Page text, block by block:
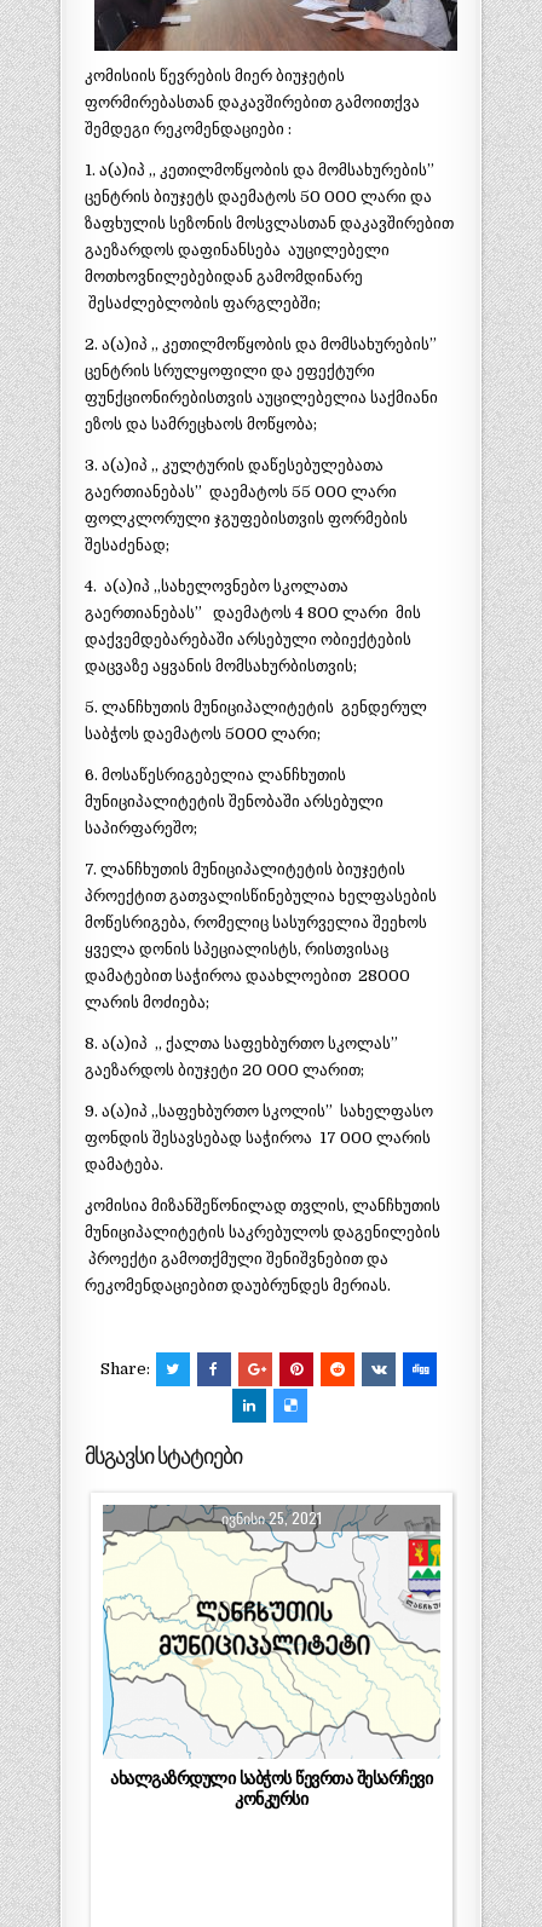
კომისიის წევრების მიერ ბიუჯეტის
ფორმირებასთან დაკავშირებით გამოითქვა
შემდეგი რეკომენდაციები :
1. ა(ა)იპ ,, კეთილმოწყობის და მომსახურების”
ცენტრის ბიუჯეტს დაემატოს 50 000 ლარი და
ზაფხულის სეზონის მოსვლასთან დაკავშირებით
გაეზარდოს დაფინანსება აუცილებელი
მოთხოვნილებებიდან გამომდინარე
შესაძლებლობის ფარგლებში;
2. ა(ა)იპ ,, კეთილმოწყობის და მომსახურების”
ცენტრის სრულყოფილი და ეფექტური
ფუნქციონირებისთვის აუცილებელია საქმიანი
ეზოს და სამრეცხაოს მოწყობა;
3. ა(ა)იპ ,, კულტურის დაწესებულებათა
გაერთიანებას” დაემატოს 55 000 ლარი
ფოლკლორული ჯგუფებისთვის ფორმების
შესაძენად;
4. ა(ა)იპ ,,სახელოვნებო სკოლათა
გაერთიანებას” დაემატოს 4 800 ლარი მის
დაქვემდებარებაში არსებული ობიექტების
დაცვაზე აყვანის მომსახურბისთვის;
5. ლანჩხუთის მუნიციპალიტეტის გენდერულ
საბჭოს დაემატოს 5000 ლარი;
6. მოსაწესრიგებელია ლანჩხუთის
მუნიციპალიტეტის შენობაში არსებული
საპირფარეშო;
7. ლანჩხუთის მუნიციპალიტეტის ბიუჯეტის
პროექტით გათვალისწინებულია ხელფასების
მოწესრიგება, რომელიც სასურველია შეეხოს
ყველა დონის სპეციალისტს, რისთვისაც
დამატებით საჭიროა დაახლოებით 28000
ლარის მოძიება;
8. ა(ა)იპ ,, ქალთა საფეხბურთო სკოლას”
გაეზარდოს ბიუჯეტი 20 000 ლარით;
9. ა(ა)იპ ,,საფეხბურთო სკოლის” სახელფასო
ფონდის შესავსებად საჭიროა 17 000 ლარის
დამატება.
კომისია მიზანშეწონილად თვლის, ლანჩხუთის
მუნიციპალიტეტის საკრებულოს დაგენილების
პროექტი გამოთქმული შენიშვნებით და
რეკომენდაციებით დაუბრუნდეს მერიას.
Share:
მსგავსი სტატიები
ᲘᲕᲜᲘᲡᲘ 25, 2021
ახალგაზრდული საბჭოს წევრთა შესარჩევი
კონკურსი